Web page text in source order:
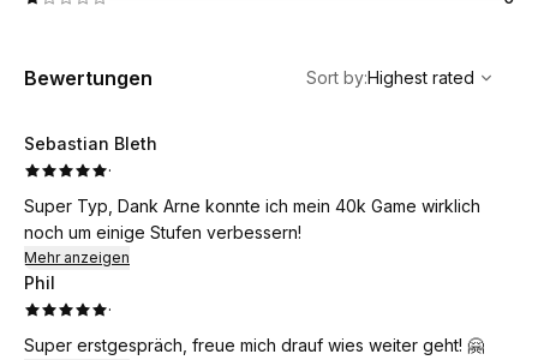
Bewertungen
Highest rated
Sort by:Highest rated
Sebastian Bleth
·
Super Typ, Dank Arne konnte ich mein 40k Game wirklich
noch um einige Stufen verbessern!
Mehr anzeigen
Phil
·
Super erstgespräch, freue mich drauf wies weiter geht! 🤗